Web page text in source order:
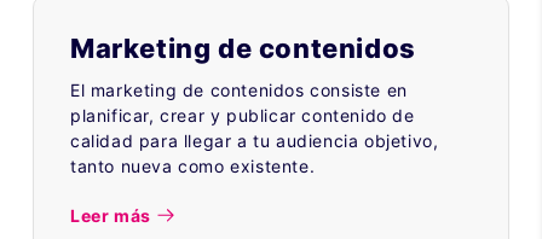
Marketing de contenidos
El marketing de contenidos consiste en
planificar, crear y publicar contenido de
calidad para llegar a tu audiencia objetivo,
tanto nueva como existente.
Leer más